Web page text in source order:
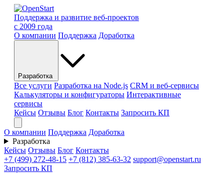
Поддержка и развитие веб-проектов
с 2009 года
О компании Поддержка Доработка
Разработка
Все услуги Разработка на Node.js CRM и веб-сервисы
Калькуляторы и конфигураторы Интерактивные
сервисы
Кейсы Отзывы Блог Контакты Запросить КП
О компании Поддержка Доработка
Разработка
Кейсы Отзывы Блог Контакты
+7 (499) 272-48-15 +7 (812) 385-63-32 support@openstart.ru
Запросить КП